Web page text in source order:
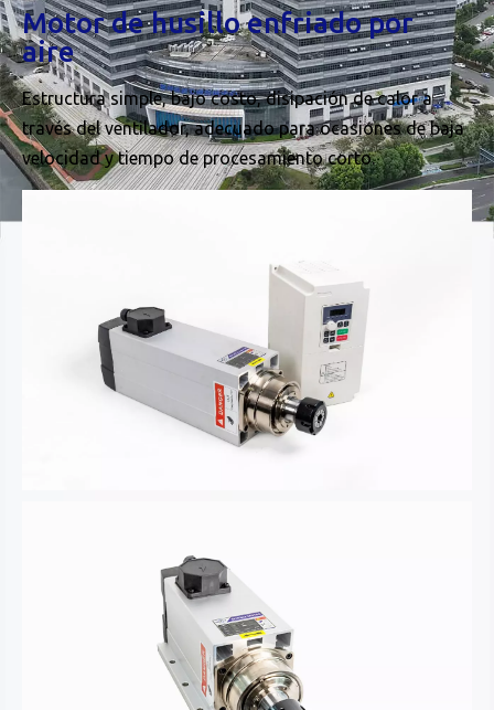
Motor de husillo enfriado por
aire
Estructura simple, bajo costo, disipación de calor a
través del ventilador, adecuado para ocasiones de baja
velocidad y tiempo de procesamiento corto.